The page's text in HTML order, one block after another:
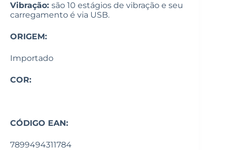
Vibração: são 10 estágios de vibração e seu
carregamento é via USB.
ORIGEM:
Importado
COR:
CÓDIGO EAN:
7899494311784